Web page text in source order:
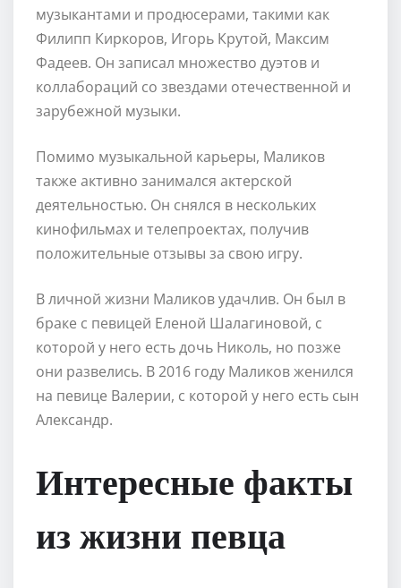
музыкантами и продюсерами, такими как
Филипп Киркоров, Игорь Крутой, Максим
Фадеев. Он записал множество дуэтов и
коллабораций со звездами отечественной и
зарубежной музыки.
Помимо музыкальной карьеры, Маликов
также активно занимался актерской
деятельностью. Он снялся в нескольких
кинофильмах и телепроектах, получив
положительные отзывы за свою игру.
В личной жизни Маликов удачлив. Он был в
браке с певицей Еленой Шалагиновой, с
которой у него есть дочь Николь, но позже
они развелись. В 2016 году Маликов женился
на певице Валерии, с которой у него есть сын
Александр.
Интересные факты
из жизни певца